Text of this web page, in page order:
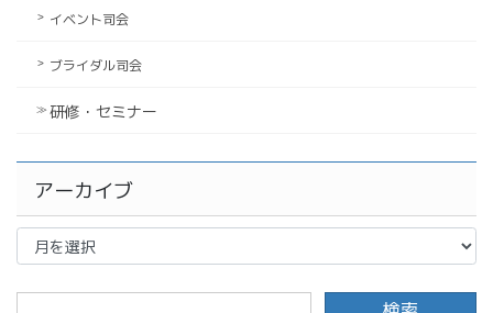
イベント司会
ブライダル司会
研修・セミナー
アーカイブ
ア
イ